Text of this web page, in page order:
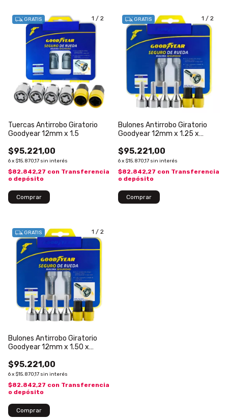
1 / 2
GRATIS
Tuercas Antirrobo Giratorio
Goodyear 12mm x 1.5
$95.221,00
6x $15.870,17 sin interés
$82.842,27 con Transferencia
o depósito
1 / 2
GRATIS
Bulones Antirrobo Giratorio
Goodyear 12mm x 1.25 x
$95.221,00
6x $15.870,17 sin interés
$82.842,27 con Transferencia
o depósito
1 / 2
GRATIS
Bulones Antirrobo Giratorio
Goodyear 12mm x 1.50 x
$95.221,00
6x $15.870,17 sin interés
$82.842,27 con Transferencia
o depósito